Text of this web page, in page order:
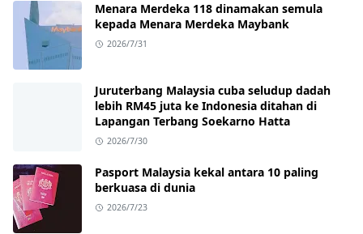
Menara Merdeka 118 dinamakan semula
kepada Menara Merdeka Maybank
2026/7/31
Juruterbang Malaysia cuba seludup dadah
lebih RM45 juta ke Indonesia ditahan di
Lapangan Terbang Soekarno Hatta
2026/7/30
Pasport Malaysia kekal antara 10 paling
berkuasa di dunia
2026/7/23